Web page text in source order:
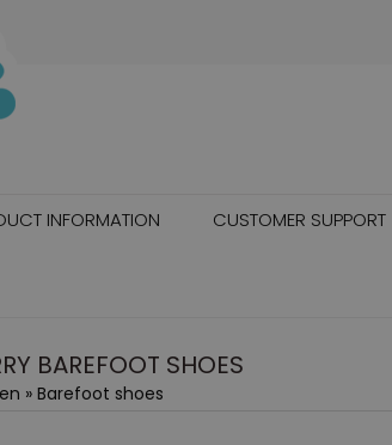
INFORMATION CUSTOMER SUPPORT
BAREFOOT SHOES
» Barefoot shoes